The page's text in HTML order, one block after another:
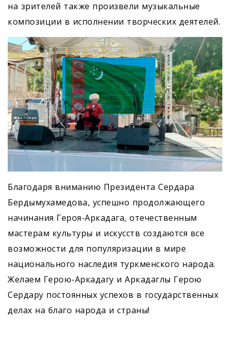
на зрителей также произвели музыкальные
композиции в исполнении творческих деятелей.
Благодаря вниманию Президента Сердара
Бердымухамедова, успешно продолжающего
начинания Героя-Аркадага, отечественным
мастерам культуры и искусств создаются все
возможности для популяризации в мире
национального наследия туркменского народа.
Желаем Герою-Аркадагу и Аркадаглы Герою
Сердару постоянных успехов в государственных
делах на благо народа и страны!